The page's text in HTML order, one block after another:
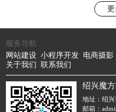
服务导航
网站建设 小程序开发 电商摄影
关于我们
联系我们
绍兴魔
地址：绍
邮箱：